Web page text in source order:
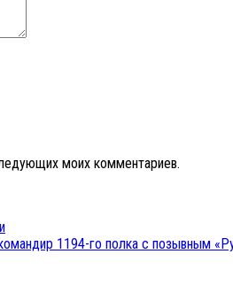
моих комментариев.
1194-го полка с позывным